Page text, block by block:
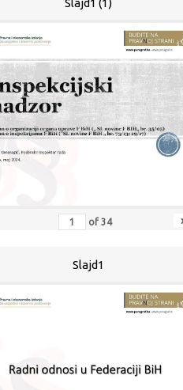
Slajd1 (1)
of 34 ›
Slajd1